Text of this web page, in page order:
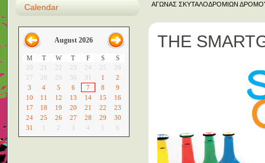
ΑΓΩΝΑΣ ΣΚΥΤΑΛΟΔΡΟΜΙΩΝ ΔΡΟΜΟΥ
THE
Calendar
August 2026
M T W T F S
S
20
21 22 23 24 25
26
27
28 29 30 31 1
2
3
4 5 6 7 8
9
10
11 12 13 14 15
16
17
18 19 20 21 22
23
24
25 26 27 28 29
30
31
1 2 3 4 5 6